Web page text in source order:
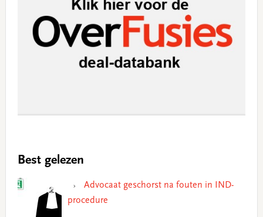
Best gelezen
Advocaat geschorst na fouten in IND-
procedure